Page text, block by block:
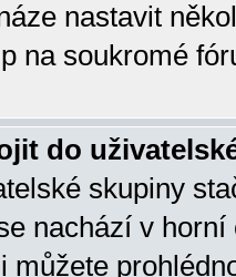
nastavit
na soukromé
do
skupiny
nachází v horní
můžete